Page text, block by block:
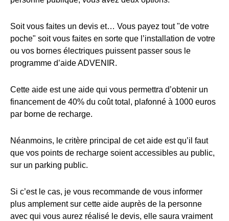
Soit vous faites un devis et… Vous payez tout "de votre
poche" soit vous faites en sorte que l’installation de votre
ou vos bornes électriques puissent passer sous le
programme d’aide ADVENIR.
Cette aide est une aide qui vous permettra d’obtenir un
financement de 40% du coût total, plafonné à 1000 euros
par borne de recharge.
Néanmoins, le critère principal de cet aide est qu’il faut
que vos points de recharge soient accessibles au public,
sur un parking public.
Si c’est le cas, je vous recommande de vous informer
plus amplement sur cette aide auprès de la personne
avec qui vous aurez réalisé le devis, elle saura vraiment